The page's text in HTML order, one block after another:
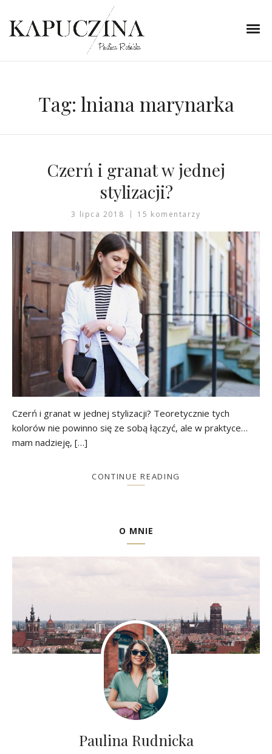
Tag: lniana marynarka
Czerń i granat w jednej
stylizacji?
3 lipca 2018 15 komentarzy
Czerń i granat w jednej stylizacji? Teoretycznie tych
kolorów nie powinno się ze sobą łączyć, ale w praktyce…
mam nadzieję, […]
CONTINUE READING
O MNIE
Paulina Rudnicka